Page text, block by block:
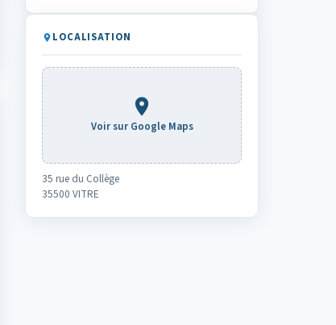
LOCALISATION
Voir sur Google Maps
35 rue du Collège
35500 VITRE